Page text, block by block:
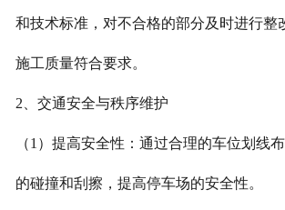
和技术标准，对不合格的部分及时进行整
施工质量符合要求。
2、交通安全与秩序维护
（1）提高安全性：通过合理的车位划线
的碰撞和刮擦，提高停车场的安全性。